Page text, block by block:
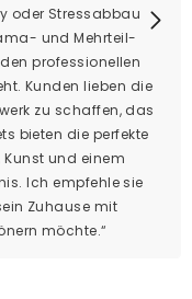
oder Stressabbau
und Mehrteil-
professionellen
Kunden lieben die
zu schaffen, das
bieten die perfekte
und einem
Ich empfehle sie
Zuhause mit
möchte.“